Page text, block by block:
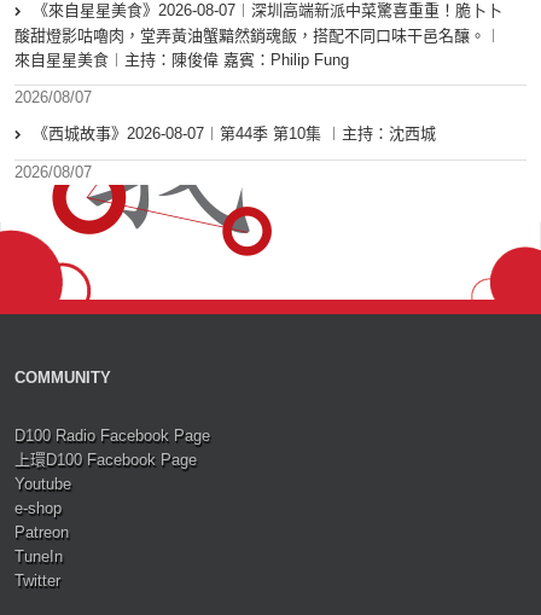
《來自星星美食》2026-08-07︱深圳高端新派中菜驚喜重重！脆卜卜
酸甜燈影咕嚕肉，堂弄黃油蟹黯然銷魂飯，搭配不同口味干邑名釀。︱
來自星星美食︱主持：陳俊偉 嘉賓：Philip Fung
2026/08/07
《西城故事》2026-08-07︱第44季 第10集 ︱主持：沈西城
2026/08/07
COMMUNITY
D100 Radio Facebook Page
上環D100 Facebook Page
Youtube
e-shop
Patreon
TuneIn
Twitter